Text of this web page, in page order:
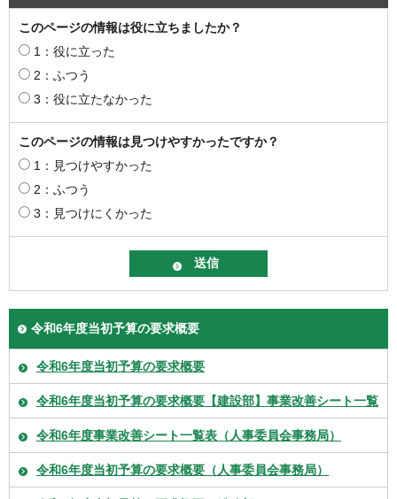
このページの情報は役に立ちましたか？
1：役に立った
2：ふつう
3：役に立たなかった
このページの情報は見つけやすかったですか？
1：見つけやすかった
2：ふつう
3：見つけにくかった
令和6年度当初予算の要求概要
令和6年度当初予算の要求概要
令和6年度当初予算の要求概要【建設部】事業改善シート一覧
令和6年度事業改善シート一覧表（人事委員会事務局）
令和6年度当初予算の要求概要（人事委員会事務局）